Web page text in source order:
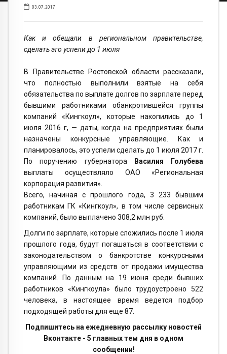
03.07.2017
Как и обещали в региональном правительстве,
сделать это успели до 1 июля
В Правительстве Ростовской области рассказали,
что полностью выполнили взятые на себя
обязательства по выплате долгов по зарплате перед
бывшими работниками обанкротившейся группы
компаний «Кингкоул», которые накопились до 1
июля 2016 г, — даты, когда на предприятиях были
назначены конкурсные управляющие. Как и
планировалось, это успели сделать до 1 июля 2017 г.
По поручению губернатора
Василия Голубева
выплаты осуществляло ОАО «Региональная
корпорация развития».
Всего, начиная с прошлого года, 3 233 бывшим
работникам ГК «Кингкоул», в том числе сервисных
компаний, было выплачено 308,2 млн руб.
Долги по зарплате, которые сложились после 1 июля
прошлого года, будут погашаться в соответствии с
законодательством о банкротстве конкурсными
управляющими из средств от продажи имущества
компаний. По данным на 19 июня среди бывших
работников «Кингкоула» было трудоустроено 522
человека, в настоящее время ведется подбор
подходящей работы для еще 87.
Подпишитесь на ежедневную рассылку новостей
Вконтакте - 5 главных тем дня в одном
сообщении!